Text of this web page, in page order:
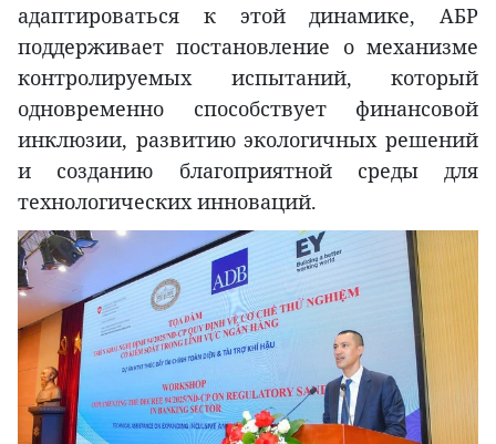
адаптироваться к этой динамике, AБР
поддерживает постановление о механизме
контролируемых испытаний, который
одновременно способствует финансовой
инклюзии, развитию экологичных решений
и созданию благоприятной среды для
технологических инноваций.